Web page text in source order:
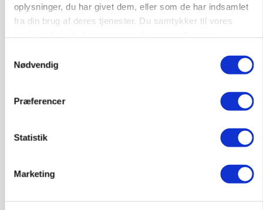
oplysninger, du har givet dem, eller som de har indsamlet
fra din brug af deres tjenester. Du samtykker til vores
Nødvendig
Præferencer
Statistik
Marketing
Snart kan man søge tilskud til naturprojekter
skadedyrsrisici